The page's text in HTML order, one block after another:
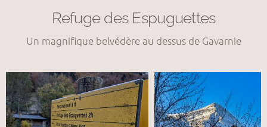
Refuge des Espuguettes
Un magnifique belvédère au dessus de Gavarnie